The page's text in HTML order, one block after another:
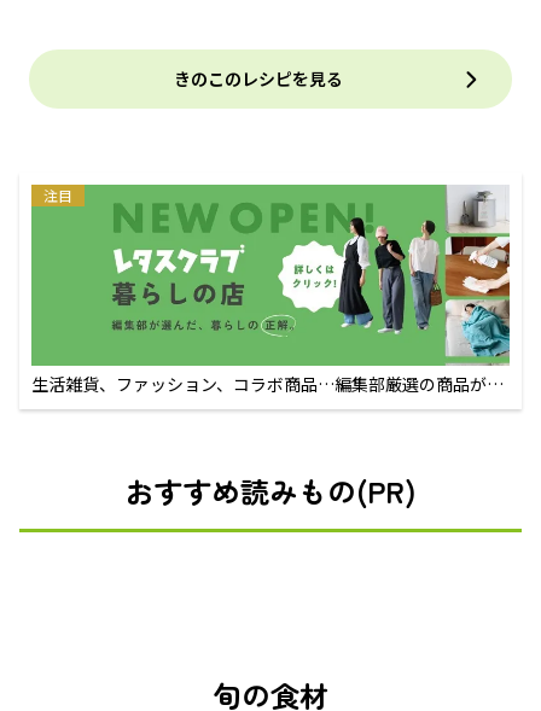
きのこのレシピを見る
注目
生活雑貨、ファッション、コラボ商品…編集部厳選の商品が買
えるECサイト
おすすめ読みもの(PR)
旬の食材